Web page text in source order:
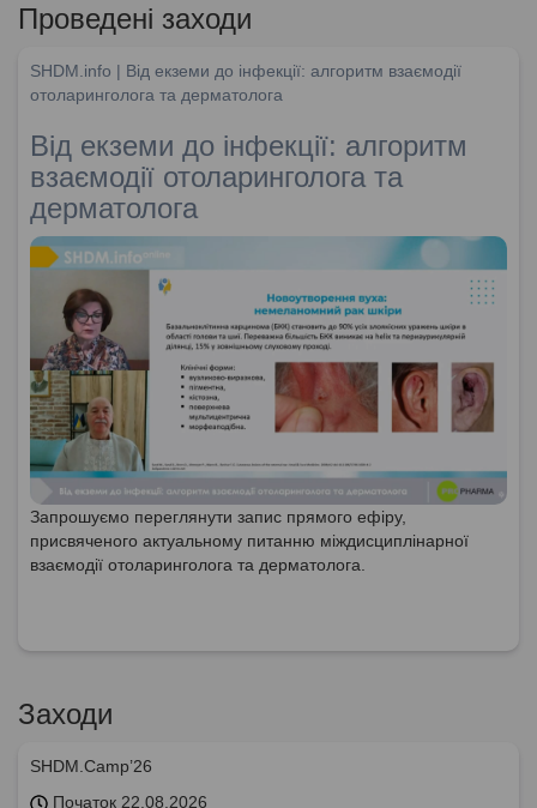
Проведені заходи
SHDM.info | Від екземи до інфекції: алгоритм взаємодії
отоларинголога та дерматолога
Від екземи до інфекції: алгоритм
взаємодії отоларинголога та
дерматолога
Запрошуємо переглянути запис прямого ефіру,
присвяченого актуальному питанню міждисциплінарної
взаємодії отоларинголога та дерматолога.
Заходи
SHDM.Camp’26
Початок 22.08.2026